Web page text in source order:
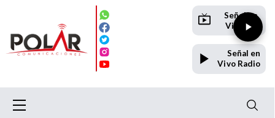
Señal en
Vivo TV
Señal en
Vivo Radio